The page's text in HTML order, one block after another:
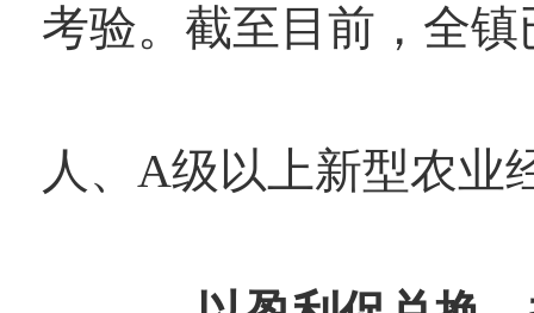
考验。截至目前，全
人、A级以上新型农业